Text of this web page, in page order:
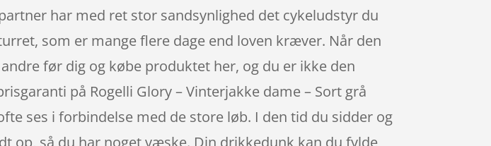
har med ret stor sandsynlighed det cykeludstyr du
som er mange flere dage end loven kræver. Når den
før dig og købe produktet her, og du er ikke den
på Rogelli Glory – Vinterjakke dame – Sort grå
ses i forbindelse med de store løb. I den tid du sidder og
op, så du har noget væske. Din drikkedunk kan du fylde